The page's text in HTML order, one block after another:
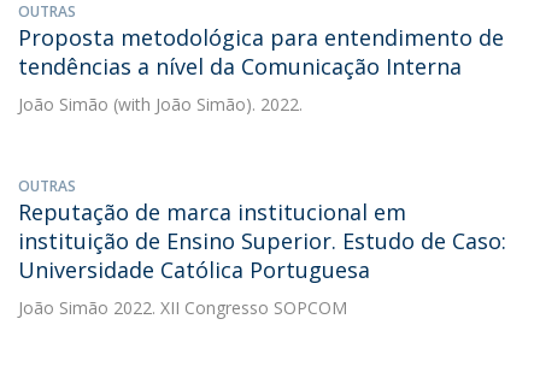
OUTRAS
Proposta metodológica para entendimento de
tendências a nível da Comunicação Interna
João Simão (with João Simão). 2022.
OUTRAS
Reputação de marca institucional em
instituição de Ensino Superior. Estudo de Caso:
Universidade Católica Portuguesa
João Simão 2022. XII Congresso SOPCOM